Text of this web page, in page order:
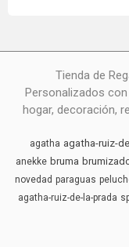
Tienda de
Personalizados
hogar, decoración,
agatha agatha-ruiz-
anekke bruma
novedad paraguas
agatha-ruiz-de-la-prada